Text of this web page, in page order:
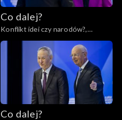
Co dalej?
Konflikt idei czy narodów?,
02.02.2023
Co dalej?